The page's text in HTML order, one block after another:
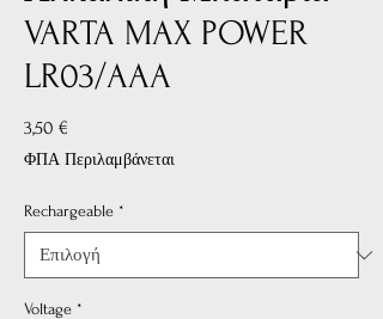
VARTA MAX POWER
LR03/AAA
3,50 €
ΦΠΑ Περιλαμβάνεται
Rechargeable *
Voltage *